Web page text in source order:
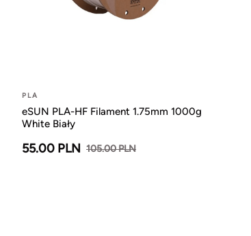
PLA
eSUN PLA-HF Filament 1.75mm 1000g
White Biały
55.00 PLN 105.00 PLN